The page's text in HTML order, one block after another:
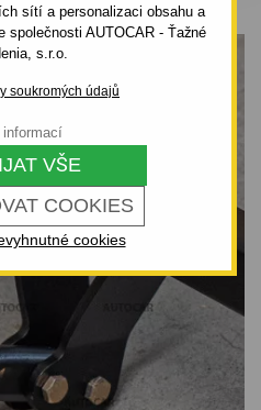
sítí a personalizaci obsahu a
společnosti AUTOCAR - Ťažné
s.r.o.
soukromých údajů
COOKIES
VŠE
cookies